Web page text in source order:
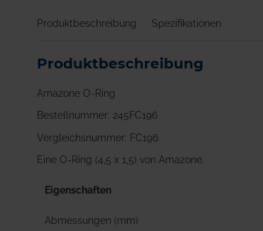
der
springen
Produktbeschreibung Spezifikationen
Produktbeschreibung
Amazone O-Ring
Bestellnummer: 245FC196
Vergleichsnummer: FC196
Eine O-Ring (4,5 x 1,5) von Amazone.
Eigenschaften
Abmessungen (mm)